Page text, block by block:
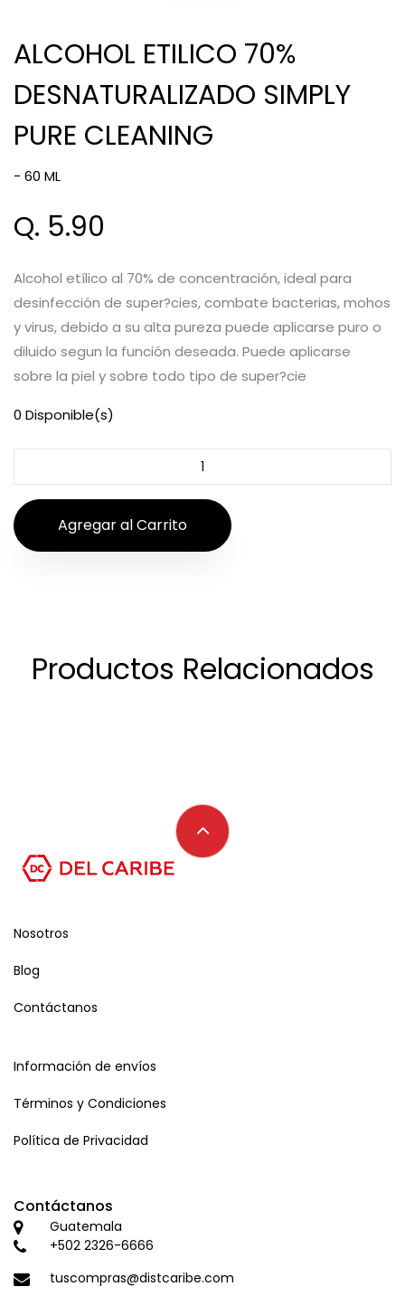
ALCOHOL ETILICO 70%
DESNATURALIZADO SIMPLY
PURE CLEANING
- 60 ML
Q. 5.90
Alcohol etílico al 70% de concentración, ideal para
desinfección de super?cies, combate bacterias, mohos
y virus, debido a su alta pureza puede aplicarse puro o
diluido segun la función deseada. Puede aplicarse
sobre la piel y sobre todo tipo de super?cie
0 Disponible(s)
Productos Relacionados
Nosotros
Blog
Contáctanos
Información de envíos
Términos y Condiciones
Política de Privacidad
Contáctanos
Guatemala
+502 2326-6666
tuscompras@distcaribe.com